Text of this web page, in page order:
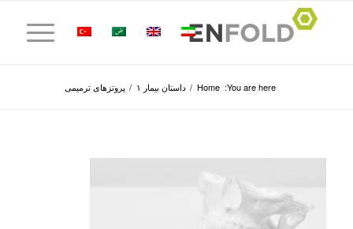
You are here:
Home
/ داستان بیمار ۱ / پروتز‌های ترمیمی